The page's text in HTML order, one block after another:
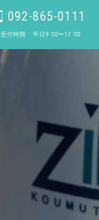
092-865-0111
受付時間 平日9:00〜17:00